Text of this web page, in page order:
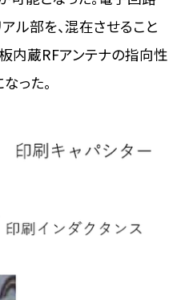
ル部を、混在させること
内蔵RFアンテナの指向性
った。